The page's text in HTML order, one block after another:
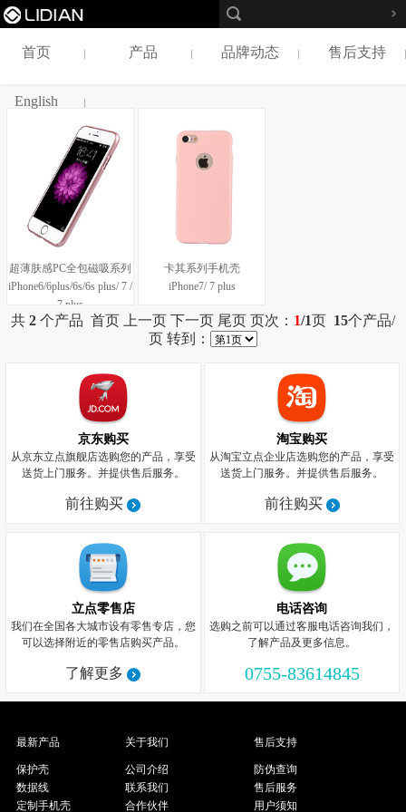
首页 产品 品牌动态 售后支持
English
超薄肤感PC全包磁吸系列
iPhone6/6plus/6s/6s plus/ 7 /
7 plus
卡其系列手机壳
iPhone7/ 7 plus
共 2个产品 首页 上一页 下一页 尾页 页次： 1/1页 15个产品/
页 转到：
京东购买
从京东立点旗舰店选购您的产品，享受
送货上门服务。并提供售后服务。
前往购买
淘宝购买
从淘宝立点企业店选购您的产品，享受
送货上门服务。并提供售后服务。
前往购买
立点零售店
我们在全国各大城市设有零售专店，您
可以选择附近的零售店购买产品。
了解更多
电话咨询
选购之前可以通过客服电话咨询我们，
了解产品及更多信息。
0755-83614845
最新产品
保护壳
数据线
定制手机壳
关于我们
公司介绍
联系我们
合作伙伴
售后支持
防伪查询
售后服务
用户须知